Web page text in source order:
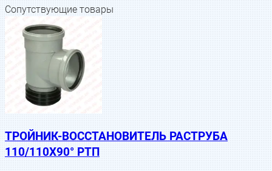
Сопутствующие товары
ТРОЙНИК-ВОССТАНОВИТЕЛЬ РАСТРУБА
110/110Х90° РТП